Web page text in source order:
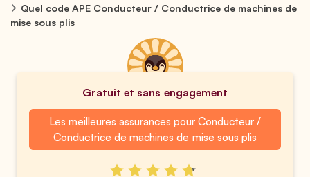
Quel code APE Conducteur / Conductrice de machines de
mise sous plis
Gratuit et sans engagement
Les meilleures assurances pour Conducteur /
Conductrice de machines de mise sous plis